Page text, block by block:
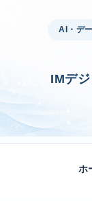
AI・デ
IMデ
ホ